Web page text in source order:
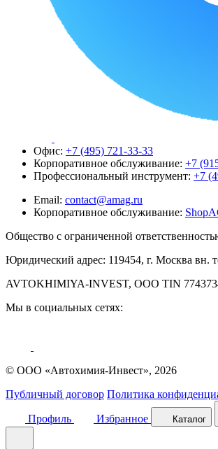
Офис: +7 (495) 721-33-33
Корпоративное обслуживание: +7
Профессиональный инструмент: +7
Email: contact@amag.ru
Корпоративное обслуживание:
Общество с ограниченной
Юридический адрес: 119454, г. Москва вн.
AVTOKHIMIYA-INVEST, OOO TIN
Мы в социальных сетях:
© ООО «Автохимия-Инвест», 2026
Публичный договор Политика
Профиль Избранное Каталог